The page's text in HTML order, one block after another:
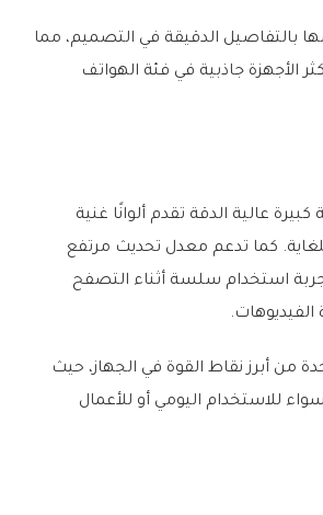
بالتفاصيل الدقيقة في التصميم، مما
الأجهزة جاذبية في فئة الهواتف
عالية الدقة تقدم ألوانًا غنية
كما تدعم معدل تحديث مرتفع
استخدام سلسة أثناء التصفح
من أبرز نقاط القوة في الجهاز، حيث
للاستخدام اليومي أو للأعمال